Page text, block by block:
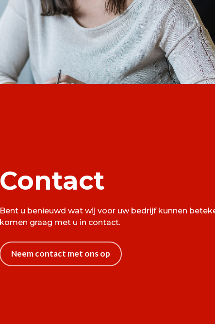
Contact
Bent u benieuwd wat wij voor uw bedrijf kunnen
komen graag met u in contact.
Neem contact met ons op